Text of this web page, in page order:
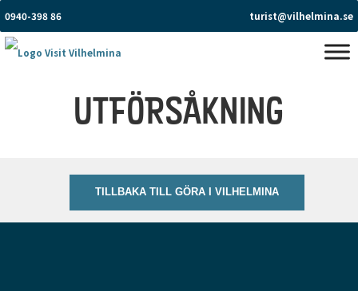
0940-398 86 turist@vilhelmina.se
UTFÖRSÅKNING
TILLBAKA TILL GÖRA I VILHELMINA